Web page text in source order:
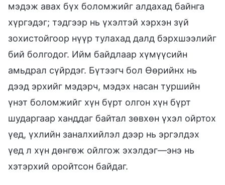
мэдэж авах бүх боломжийг алдахад байнга
хүргэдэг; тэдгээр нь үхэлтэй хэрхэн зүй
зохистойгоор нүүр тулахад далд бэрхшээлийг
бий болгодог. Ийм байдлаар хүмүүсийн
амьдрал сүйрдэг. Бүтээгч бол Өөрийнх нь
дээд эрхийг мэдэрч, мэдэх насан туршийн
үнэт боломжийг хүн бүрт олгон хүн бүрт
шударгаар ханддаг байтал зөвхөн үхэл ойртох
үед, үхлийн заналхийлэл дээр нь эргэлдэх
үед л хүн дөнгөж ойлгож эхэлдэг—энэ нь
хэтэрхий оройтсон байдаг.